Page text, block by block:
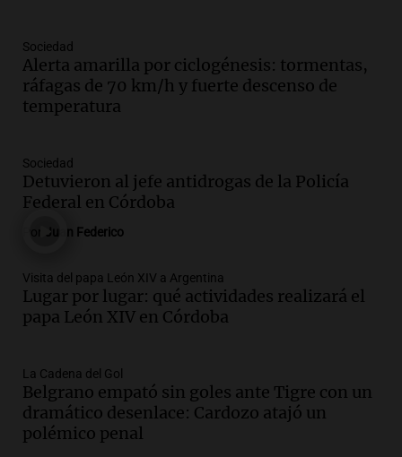
Audio.
Río Gallegos enfrenta secuelas de
lluvias, senadores manifiestan
oposición a ley de tierras
Panorama Federal
Audio.
centro de esquí Penitentes Park tras
siete años de cierre por falta de nieve
Episodios
Audio.Madres en Rosario piden por la
ley Joaquín.
Viva la Radio Rosario
Audio. Juan Pedro Colombo, rematador
de hacienda: “Las tecnologías no
reemplazan el contacto con la gente”
La Argentina, hoy
Sociedad
Alerta amarilla por ciclogénesis: tormentas,
ráfagas de 70 km/h y fuerte descenso de
temperatura
Sociedad
Detuvieron al jefe antidrogas de la Policía
Federal en Córdoba
Juan Federico
Visita del papa León XIV a Argentina
Lugar por lugar: qué actividades realizará el
papa León XIV en Córdoba
La Cadena del Gol
Belgrano empató sin goles ante Tigre con un
dramático desenlace: Cardozo atajó un
polémico penal